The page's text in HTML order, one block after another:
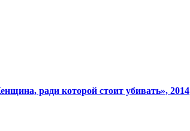
ради которой стоит убивать», 2014